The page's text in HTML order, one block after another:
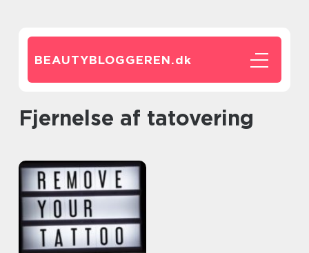
BEAUTYBLOGGEREN.dk
Fjernelse af tatovering